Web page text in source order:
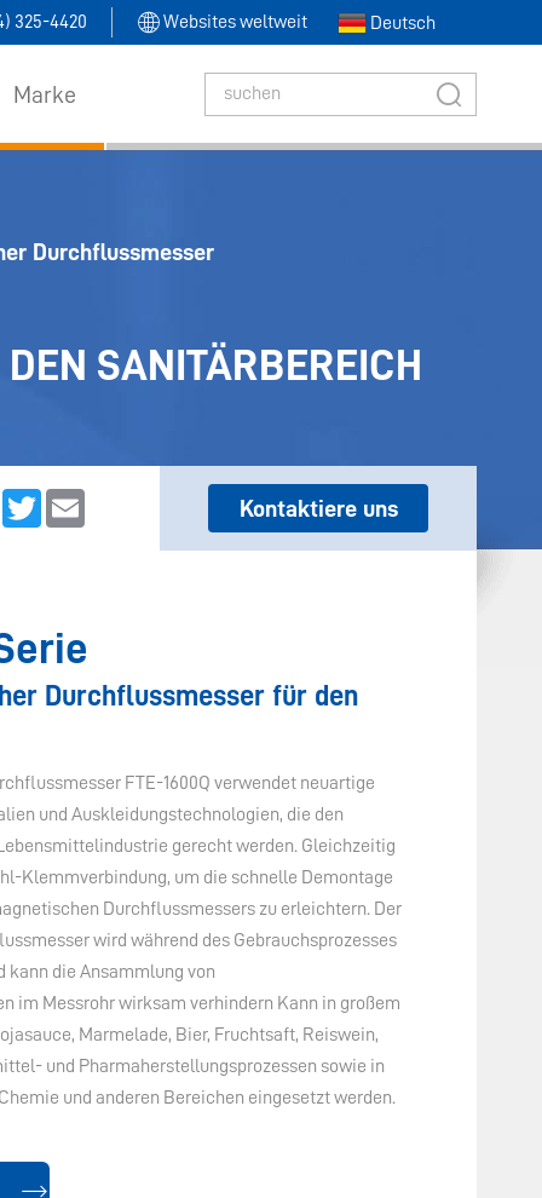
325-4420 Websites weltweit Deutsch
Marke
Durchflussmesser
SANITÄRBEREICH
Facebook
Twitter Kontaktiere uns
Durchflussmesser für den
FTE-1600Q verwendet neuartige
und Auskleidungstechnologien, die den
gerecht werden. Gleichzeitig
Klemmverbindung, um die schnelle Demontage
Durchflussmessers zu erleichtern. Der
wird während des Gebrauchsprozesses
die Ansammlung von
im Messrohr wirksam verhindern Kann in großem
Marmelade, Bier, Fruchtsaft, Reiswein,
und Pharmaherstellungsprozessen sowie in
und anderen Bereichen eingesetzt werden.